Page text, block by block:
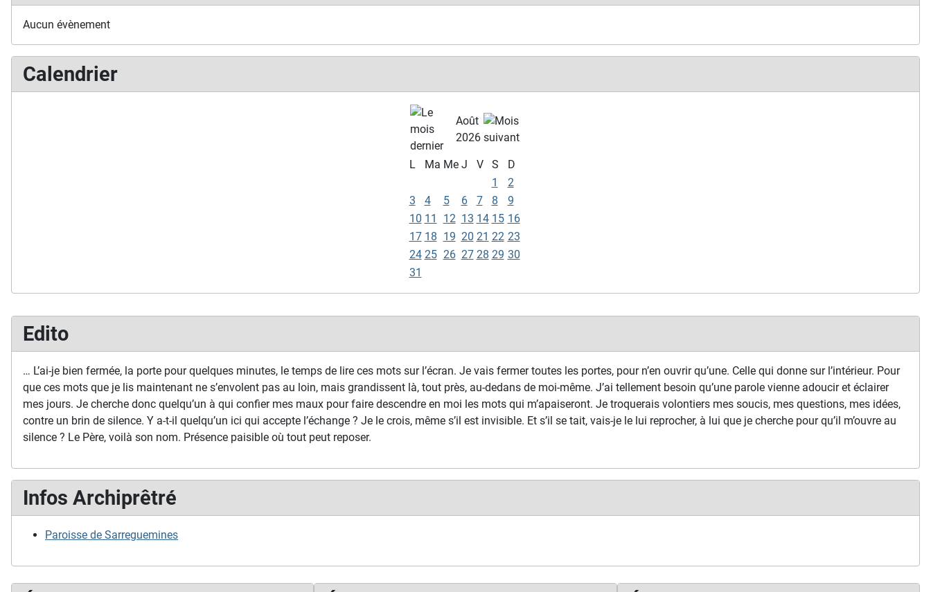
Edito
… L’ai-je bien fermée, la porte pour quelques minutes, le temps de lire ces mots sur l’écran. Je vais fermer toutes les portes, pour n’en ouvrir qu’une. Celle qui donne sur l’intérieur. Pour
que ces mots que je lis maintenant ne s’envolent pas au loin, mais grandissent là, tout près, au-dedans de moi-même. J’ai tellement besoin qu’une parole vienne adoucir et éclairer
mes jours. Je cherche donc quelqu’un à qui confier mes maux pour faire descendre en moi les mots qui m’apaiseront. Je troquerais volontiers mes soucis, mes questions, mes idées,
contre un brin de silence. Y a-t-il quelqu’un ici qui accepte l’échange ? Je le crois, même s’il est invisible. Et s’il se tait, vais-je le lui reprocher, à lui que je cherche pour qu’il m’ouvre au
silence ? Le Père, voilà son nom. Présence paisible où tout peut reposer.
Infos Archiprêtré
Paroisse de Sarreguemines
Aucun évènement
Calendrier
Août
2026
L Ma Me J V S
D
1
2
3
4 5 6 7 8
9
10 11 12 13 14 15 16
17 18 19 20 21 22 23
24 25 26 27 28 29 30
31